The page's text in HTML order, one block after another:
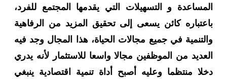
المساعدة و التسهيلات التي يقدمها المجتمع للفرد،
باعتباره كائن يسعى إلى تحقيق المزيد من الرفاهية
والتنمية في جميع مجالات الحياة، هذا المجال وجد فيه
العديد من الموظفين مجالا واسعا للاستثمار لأنه يدري
دخلا منتظما وعليه أصبح أداة تنمية اقتصادية ينبغي